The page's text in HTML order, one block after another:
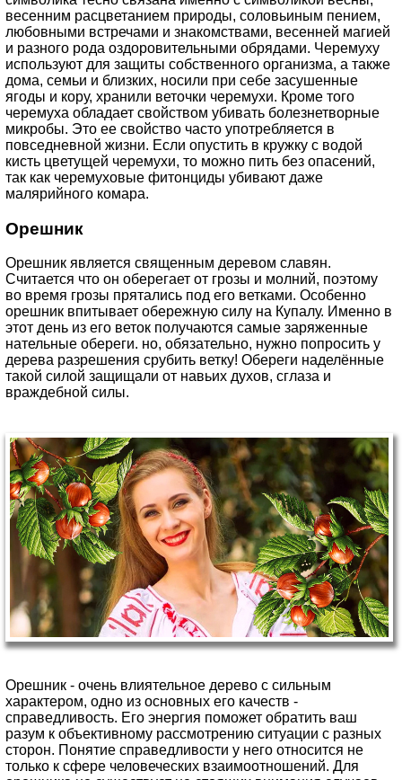
весенним расцветанием природы, соловьиным пением,
любовными встречами и знакомствами, весенней магией
и разного рода оздоровительными обрядами. Черемуху
используют для защиты собственного организма, а также
дома, семьи и близких, носили при себе засушенные
ягоды и кору, хранили веточки черемухи. Кроме того
черемуха обладает свойством убивать болезнетворные
микробы. Это ее свойство часто употребляется в
повседневной жизни. Если опустить в кружку с водой
кисть цветущей черемухи, то можно пить без опасений,
так как черемуховые фитонциды убивают даже
малярийного комара.
Орешник
Орешник является священным деревом славян.
Считается что он оберегает от грозы и молний, поэтому
во время грозы прятались под его ветками. Особенно
орешник впитывает обережную силу на Купалу. Именно в
этот день из его веток получаются самые заряженные
нательные обереги. но, обязательно, нужно попросить у
дерева разрешения срубить ветку! Обереги наделённые
такой силой защищали от навьих духов, сглаза и
враждебной силы.
Орешник - очень влиятельное дерево с сильным
характером, одно из основных его качеств -
справедливость. Его энергия поможет обратить ваш
разум к объективному рассмотрению ситуации с разных
сторон. Понятие справедливости у него относится не
только к сфере человеческих взаимоотношений. Для